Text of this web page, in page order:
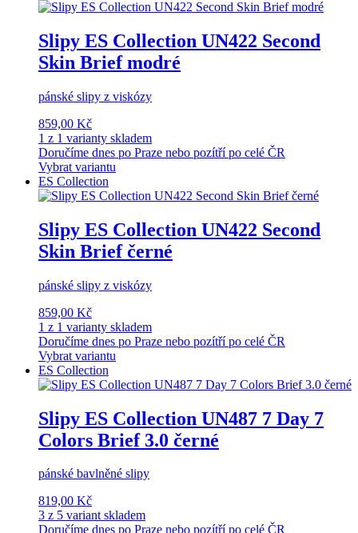
Slipy ES Collection UN422 Second
Skin Brief modré
pánské slipy z viskózy
859,00 Kč
1 z 1 varianty skladem
Doručíme dnes po Praze nebo pozítří po celé ČR
Vybrat variantu
ES Collection
Slipy ES Collection UN422 Second
Skin Brief černé
pánské slipy z viskózy
859,00 Kč
1 z 1 varianty skladem
Doručíme dnes po Praze nebo pozítří po celé ČR
Vybrat variantu
ES Collection
Slipy ES Collection UN487 7 Day 7
Colors Brief 3.0 černé
pánské bavlněné slipy
819,00 Kč
3 z 5 variant skladem
Doručíme dnes po Praze nebo pozítří po celé ČR